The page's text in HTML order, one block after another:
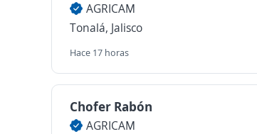
AGRICAM
Tonalá, Jalisco
Hace 17 horas
Chofer Rabón
AGRICAM